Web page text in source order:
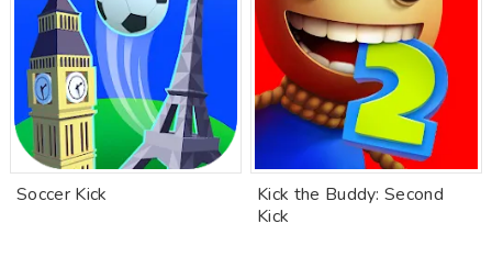
Soccer Kick
Kick the Buddy: Second
Kick